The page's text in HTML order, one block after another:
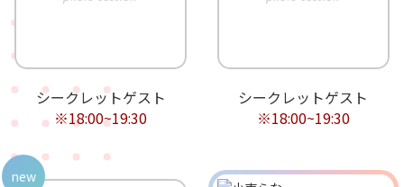
シークレットゲスト
※18:00~19:30
シークレットゲスト
※18:00~19:30
new